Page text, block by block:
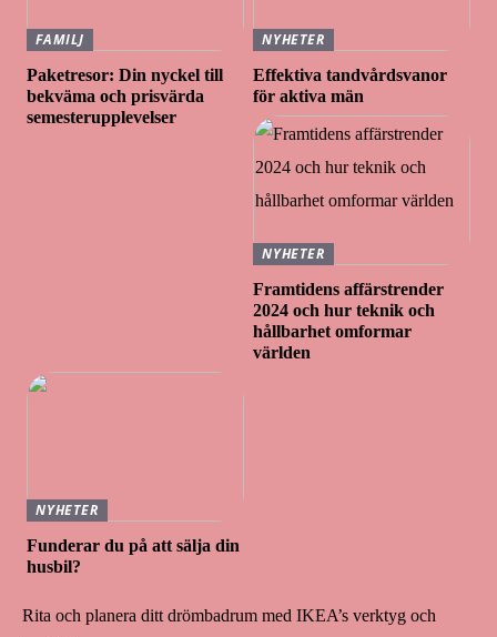
FAMILJ
Paketresor: Din nyckel till
bekväma och prisvärda
semesterupplevelser
NYHETER
Effektiva tandvårdsvanor
för aktiva män
NYHETER
Framtidens affärstrender
2024 och hur teknik och
hållbarhet omformar
världen
NYHETER
Funderar du på att sälja din
husbil?
Rita och planera ditt drömbadrum med IKEA’s verktyg och